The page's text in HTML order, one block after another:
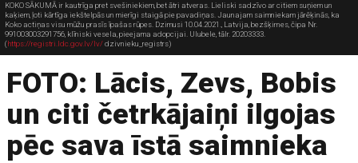
KOKO SĀKUMĀ ir kautrīga pret svešiniekiem, bet ātri atveras. Lieliski sadzīvo ar citiem suņiem un
kaķiem, ļoti kārtīga iekštelpās un mierīgi staigā pie pavadiņas. Jaunajam saimniekam jārēķinās, ka
Koko actiņas visu mūžu prasīs īpašas rūpes. Dzimusi 10.04.2021., Latvija, bezšķirnes, čipa Nr.
991003003291756, klīniski vesela, pieejama adopcijai. Ulubele, tālr. 20203333.
(https://registri.ldc.gov.lv/lv/dzivnieku_registrs)
FOTO: Lācis, Zevs, Bobis
un citi četrkājaiņi ilgojas
pēc sava īstā saimnieka